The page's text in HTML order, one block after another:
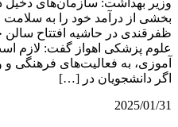
وزیر بهداشت: سازمان‌های دخیل
بخشی از درآمد خود را به
ظفرقندی در حاشیه افتتاح
علوم پزشکی اهواز گفت: لازم
آموزی، به فعالیت‌های فرهنگی و
اگر دانشجویان در […]
2025/01/31